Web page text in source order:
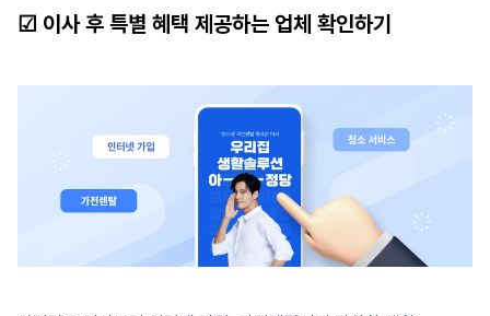
☑ 이사 후 특별 혜택 제공하는 업체 확인하기